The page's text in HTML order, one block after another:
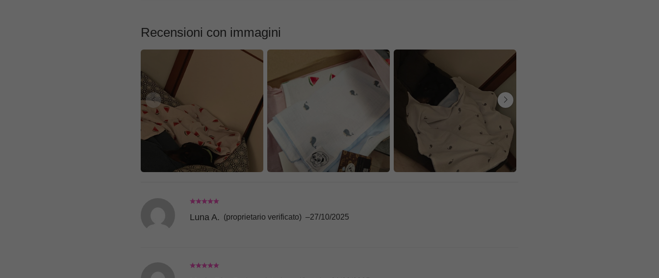
Recensioni con immagini
Luna A. (proprietario verificato) –27/10/2025